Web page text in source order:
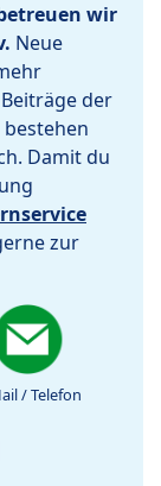
wir
Neue
der
Damit du
zur
/ Telefon